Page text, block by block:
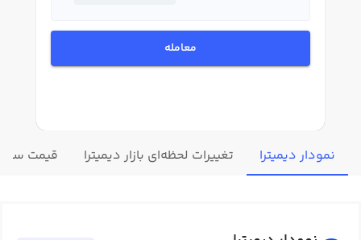
معامله
نمودار دیمیترا تغییرات لحظه‌ای بازار دیمیترا قیمت